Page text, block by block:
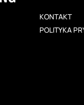
KONTAKT
POLITYKA